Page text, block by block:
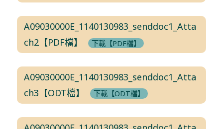
A09030000E_1140130983_senddoc1_Atta
ch2【PDF檔】
下載【PDF檔】
A09030000E_1140130983_senddoc1_Atta
ch3【ODT檔】
下載【ODT檔】